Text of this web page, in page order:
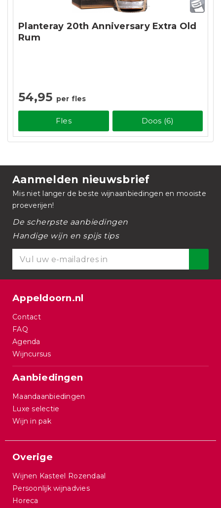
Planteray 20th Anniversary Extra Old
Rum
54,95 per fles
Fles Doos (6)
Aanmelden nieuwsbrief
Mis niet langer de beste wijnaanbiedingen en mooiste
proeverijen!
De scherpste aanbiedingen
Handige wijn en spijs tips
Appeldoorn.nl
Contact
FAQ
Agenda
Wijncursus
Aanbiedingen
Maandaanbiedingen
Luxe selectie
Wijn in pak
Overige
Wijnen Kasteel Rozendaal
Persoonlijk wijnadvies
Horeca